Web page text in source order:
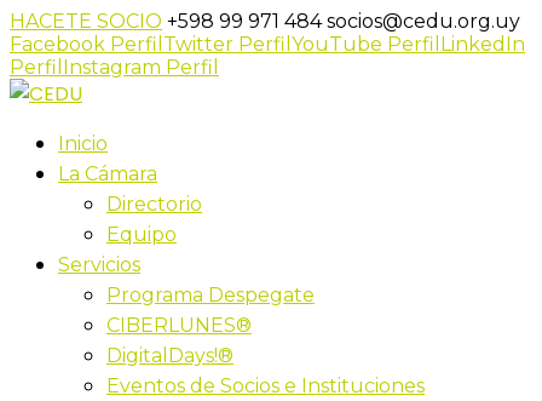
HACETE SOCIO +598 99 971 484socios@cedu.org.uy
Facebook Perfil Twitter Perfil YouTube Perfil LinkedIn
Perfil Instagram Perfil
Inicio
La Cámara
Directorio
Equipo
Servicios
Programa Despegate
CIBERLUNES®
DigitalDays!®
Eventos de Socios e Instituciones